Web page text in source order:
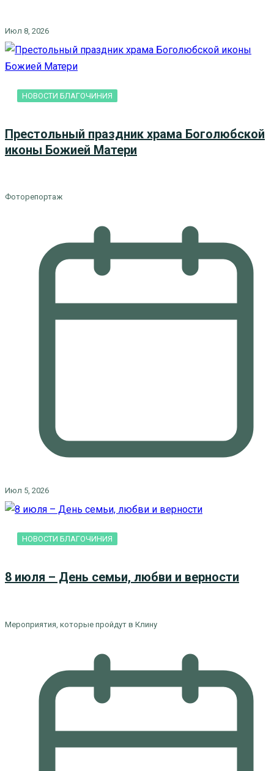
Июл 8, 2026
НОВОСТИ БЛАГОЧИНИЯ
Престольный праздник храма Боголюбской
иконы Божией Матери
Фоторепортаж
Июл 5, 2026
НОВОСТИ БЛАГОЧИНИЯ
8 июля – День семьи, любви и верности
Мероприятия, которые пройдут в Клину